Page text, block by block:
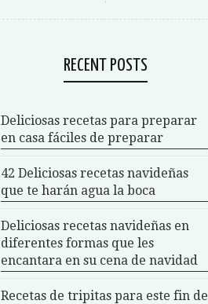
RECENT POSTS
Deliciosas recetas para preparar
en casa fáciles de preparar
42 Deliciosas recetas navideñas
que te harán agua la boca
Deliciosas recetas navideñas en
diferentes formas que les
encantara en su cena de navidad
Recetas de tripitas para este fin de